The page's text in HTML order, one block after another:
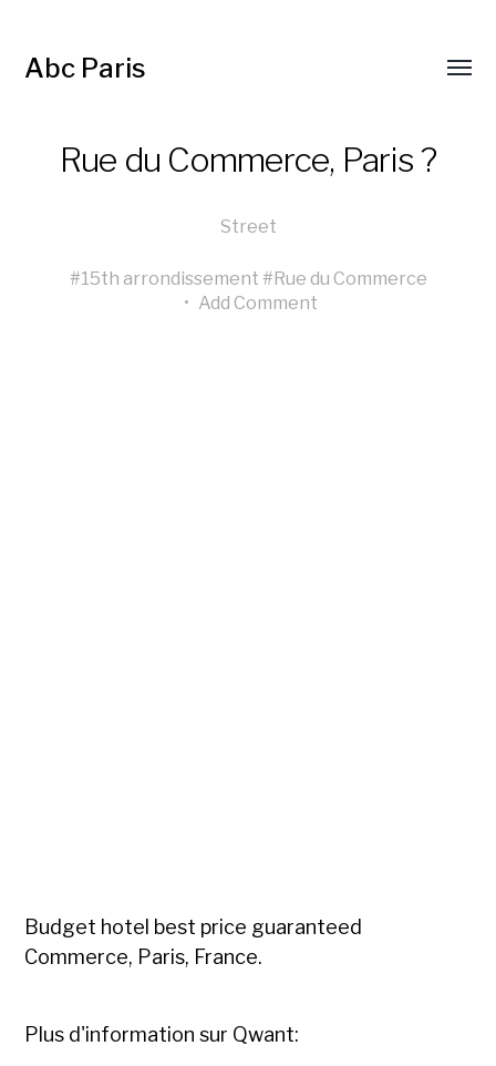
Abc Paris
Rue du Commerce, Paris ?
Street
#15th arrondissement #Rue du Commerce
• Add Comment
Budget hotel best price guaranteed
Commerce, Paris, France.
Plus d'information sur Qwant: